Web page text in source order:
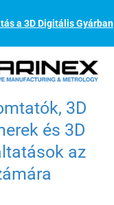
a 3D Digitális Gyárban
3D
és 3D
az